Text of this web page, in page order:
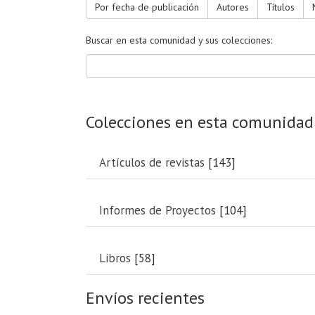
Por fecha de publicación Autores Títulos
Buscar en esta comunidad y sus colecciones:
Colecciones en esta comunidad
Artículos de revistas [143]
Informes de Proyectos [104]
Libros [58]
Envíos recientes